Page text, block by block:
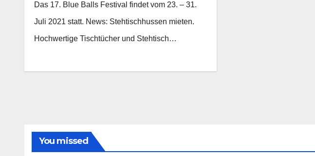
Das 17. Blue Balls Festival findet vom 23. – 31.
Juli 2021 statt. News: Stehtischhussen mieten.
Hochwertige Tischtücher und Stehtisch…
You missed